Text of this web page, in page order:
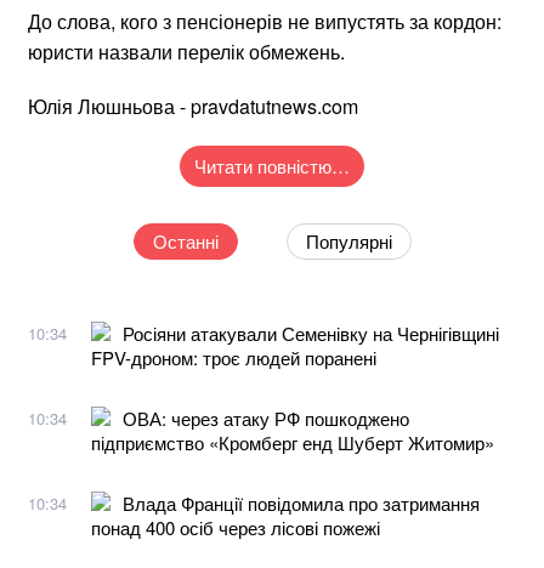
До слова, кого з пенсіонерів не випустять за кордон:
юристи назвали перелік обмежень.
Юлія Люшньова - pravdatutnews.com
Читати повністю…
Останні Популярні
10:34
Росіяни атакували Семенівку на Чернігівщині
FPV-дроном: троє людей поранені
10:34
ОВА: через атаку РФ пошкоджено
підприємство «Кромберг енд Шуберт Житомир»
10:34
Влада Франції повідомила про затримання
понад 400 осіб через лісові пожежі